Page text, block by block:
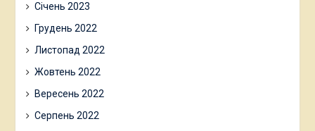
Січень 2023
Грудень 2022
Листопад 2022
Жовтень 2022
Вересень 2022
Серпень 2022